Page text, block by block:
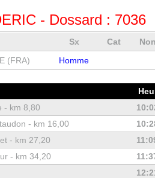
- Dossard : 7036
Sx Cat
(FRA)
Homme
- km 8,80
- km 16,00
- km 27,20
- km 34,20